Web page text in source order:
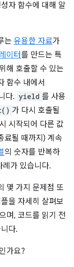
자 함수에 대해 알
는 유용한 자료가
이터를 만드는 특
해 호출할 수 있는
함수 내에서
다. yield 를 사용
가 다시 호출될
시작되어 다른 값
료될 때까지) 계속
의 숫자를 반복하
가 있습니다.
몇 가지 문제점 또
을 자세히 살펴보
며, 코드를 읽기 전
다.
가요?